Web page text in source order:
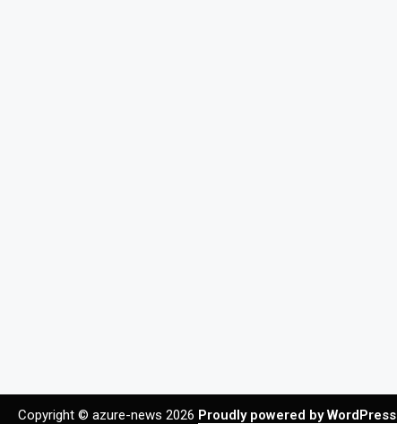
Copyright © azure-news 2026 Proudly powered by WordPress